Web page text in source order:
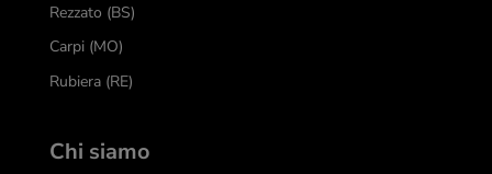
Rezzato (BS)
Carpi (MO)
Rubiera (RE)
Chi siamo